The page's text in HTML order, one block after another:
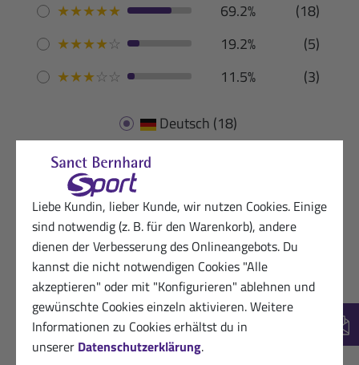
Liebe Kundin, lieber Kunde, wir nutzen Cookies. Einige
sind notwendig (z. B. für den Warenkorb), andere
dienen der Verbesserung des Onlineangebots. Du
kannst die nicht notwendigen Cookies "Alle
akzeptieren" oder mit "Konfigurieren" ablehnen und
gewünschte Cookies einzeln aktivieren. Weitere
Informationen zu Cookies erhältst du in
unserer Datenschutzerklärung.
★★★★★ 69.2%
(18)
★★★★☆ 19.2%
(5)
★★★☆☆ 11.5% (3)
Deutsch (18)
07.05.2026
Zufriedene Kundin von Sanct Bernhard
Sport
★★★★★
prima Geschmack, gibt Energie
VERIFIZIERT